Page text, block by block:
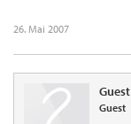
26. Mai 2007
Guest
Guest